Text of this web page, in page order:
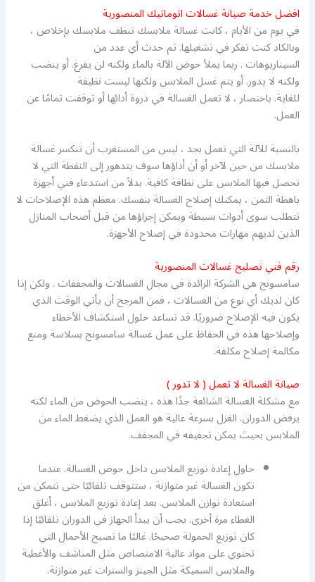
افضل خدمة صيانة غسالات اتوماتيك المنصورية
في يوم من الأيام ، كانت غسالة ملابسك تنظف ملابسك بإخلاص ،
وبالكاد كنت تفكر في تشغيلها. ثم حدث أي عدد من
السيناريوهات . ربما يملأ حوض الآلة بالماء ولكنه لن يفرغ. أو ينضب
ولكنه لا يدور. أو يتم غسل الملابس ولكنها ليست نظيفة
للغاية. باختصار ، لا تعمل الغسالة في ذروة أدائها أو توقفت تمامًا عن
العمل.
بالنسبة للآلة التي تعمل بجد ، ليس من المستغرب أن تنكسر غسالة
ملابسك من حين لآخر أو أن أداؤها سوف يتدهور إلى النقطة التي لا
تحصل فيها الملابس على نظافة كافية. بدلاً من استدعاء فني أجهزة
باهظة الثمن ، يمكنك إصلاح الغسالة بنفسك. معظم هذه الإصلاحات لا
تتطلب سوى أدوات بسيطة ويمكن إجراؤها من قبل أصحاب المنازل
الذين لديهم مهارات محدودة في إصلاح الأجهزة.
رقم فني تصليح غسالات المنصورية
سامسونج هي الشركة الرائدة في مجال الغسالات والمجففات . ولكن إذا
كان لديك أي نوع من الغسالات ، فمن المرجح أن يأتي الوقت الذي
يكون فيه الإصلاح ضروريًا. قد تساعد حلول استكشاف الأخطاء
وإصلاحها هذه في الحفاظ على عمل غسالة سامسونج بسلاسة ومنع
مكالمة إصلاح مكلفة.
صيانة الغسالة لا تعمل ( لا تدور )
مع مشكلة الغسالة الشائعة جدًا هذه ، ينضب الحوض من الماء لكنه
يرفض الدوران. الغزل بسرعة عالية هو العمل الذي يضغط الماء من
الملابس بحيث يمكن تجفيفه في المجفف.
حاول إعادة توزيع الملابس داخل حوض الغسالة. عندما
تكون الغسالة غير متوازنة ، ستتوقف تلقائيًا حتى تتمكن من
استعادة توازن الملابس. بعد إعادة توزيع الملابس ، أغلق
الغطاء مرة أخرى. يجب أن يبدأ الجهاز في الدوران تلقائيًا إذا
كان توزيع الحمولة صحيحًا. غالبًا ما تصبح الأحمال التي
تحتوي على مواد عالية الامتصاص مثل المناشف والأغطية
والملابس السميكة مثل الجينز والسترات غير متوازنة.